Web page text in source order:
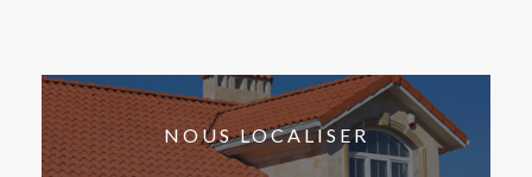
NOUS LOCALISER